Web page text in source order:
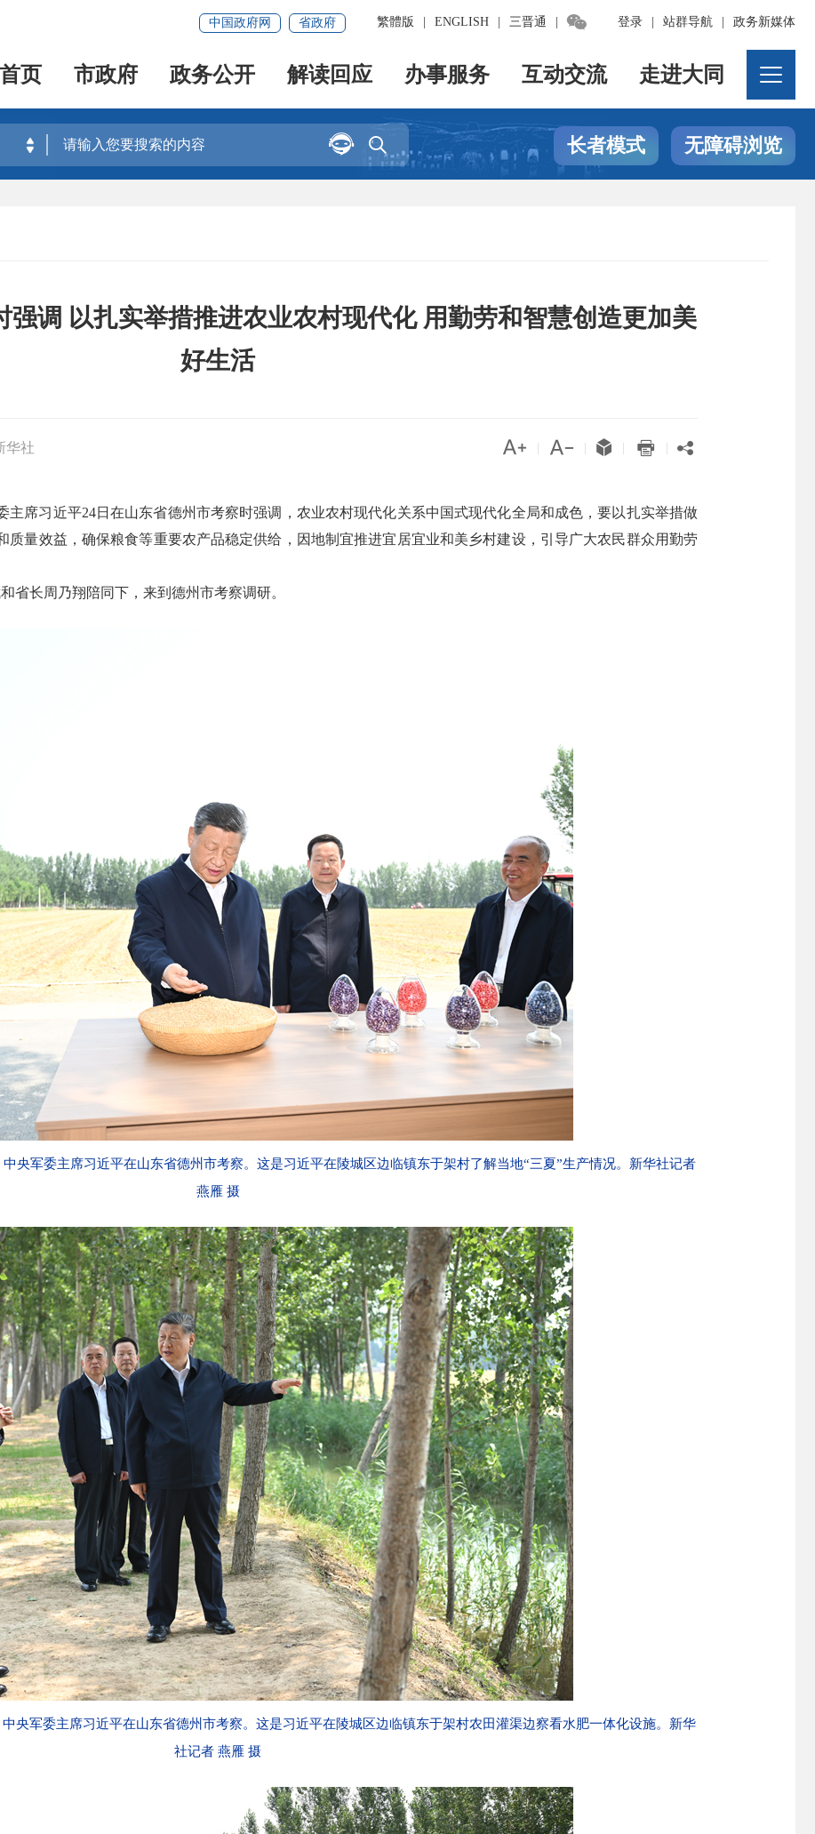
登录 站群导航 政务新媒体
繁體版 ENGLISH 三晋通 
中国政府网 省政府
首页 市政府 政务公开 解读回应 办事服务 互动交流 走进大同

 长者模式 无障碍浏览
强调 以扎实举措推进农业农村现代化 用勤劳和智慧创造更加美
好生活
华社     
主席习近平24日在山东省德州市考察时强调，农业农村现代化关系中国式现代化全局和成色，要以扎实举措做
质量效益，确保粮食等重要农产品稳定供给，因地制宜推进宜居宜业和美乡村建设，引导广大农民群众用勤劳
省长周乃翔陪同下，来到德州市考察调研。
央军委主席习近平在山东省德州市考察。这是习近平在陵城区边临镇东于架村了解当地“三夏”生产情况。新华社记者
燕雁 摄
央军委主席习近平在山东省德州市考察。这是习近平在陵城区边临镇东于架村农田灌渠边察看水肥一体化设施。新华
社记者 燕雁 摄